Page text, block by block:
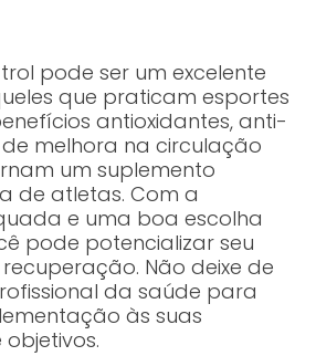
pode ser um excelente
que praticam esportes
antioxidantes, anti-
melhora na circulação
um suplemento
de atletas. Com a
e uma boa escolha
pode potencializar seu
Não deixe de
da saúde para
às suas